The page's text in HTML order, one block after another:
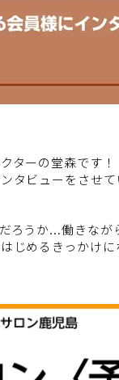
ターの堂森です！
タビューをさせて
ろうか...働きな
じめるきっかけ